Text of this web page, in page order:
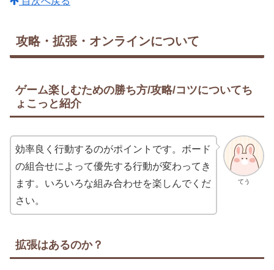
攻略・拡張・オンラインについて
ゲーム楽しむための勝ち方/攻略/コツについてち
ょこっと紹介
てう
効率良く行動するのがポイントです。ボード
の組合せによって優先する行動が変わってき
ます。いろいろな組み合わせを楽しんでくだ
さい。
拡張はあるのか？